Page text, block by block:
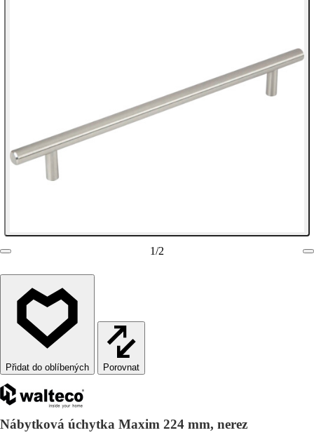
1/2
Porovnat
Nábytková úchytka Maxim 224 mm, nerez